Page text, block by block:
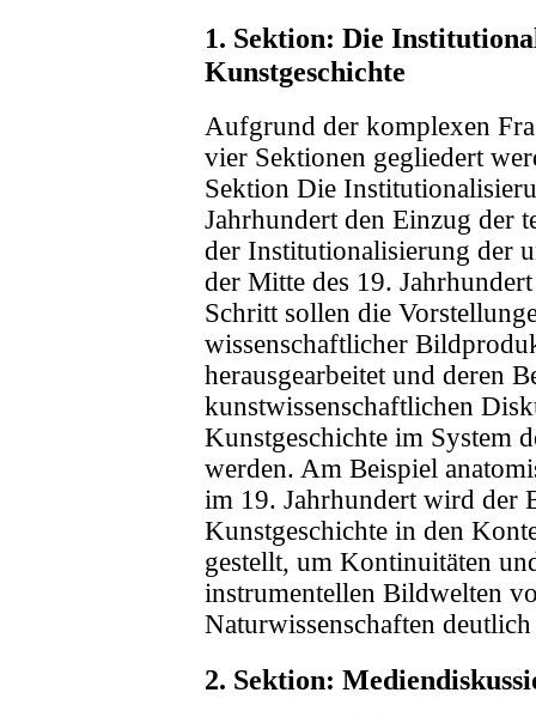
1. Sektion: Die
Kunstgeschichte
Aufgrund der komplexen
vier Sektionen gegliedert
Sektion Die
Jahrhundert den Einzug der
der Institutionalisierung der
der Mitte des 19.
Schritt sollen die
wissenschaftlicher
herausgearbeitet und deren
kunstwissenschaftlichen
Kunstgeschichte im System
werden. Am Beispiel
im 19. Jahrhundert wird der
Kunstgeschichte in den
gestellt, um Kontinuitäten
instrumentellen Bildwelten
Naturwissenschaften
2. Sektion: